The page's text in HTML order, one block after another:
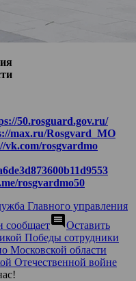
50.rosguard.gov.ru/
max.ru/Rosgvard_MO
vk.com/rosgvardmo
rosgvardmo50
Главного управления
сообщаетcomment Оставить
Победы сотрудники
Московской области
Отечественной войне